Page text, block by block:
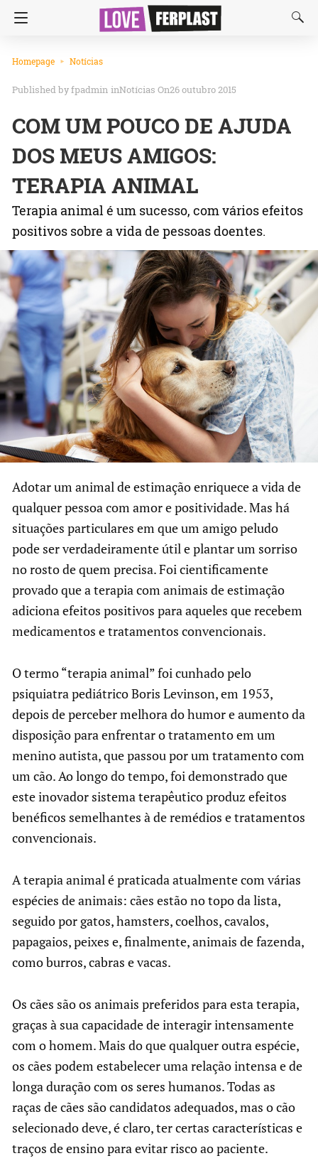
Homepage Notícias
fpadmin inNotícias On26 outubro 2015
COM UM POUCO DE AJUDA
DOS MEUS AMIGOS:
TERAPIA ANIMAL
Terapia animal é um sucesso, com vários efeitos
positivos sobre a vida de pessoas doentes.
Adotar um animal de estimação enriquece a vida de
qualquer pessoa com amor e positividade. Mas há
situações particulares em que um amigo peludo
pode ser verdadeiramente útil e plantar um sorriso
no rosto de quem precisa. Foi cientificamente
provado que a terapia com animais de estimação
adiciona efeitos positivos para aqueles que recebem
medicamentos e tratamentos convencionais.
O termo “terapia animal” foi cunhado pelo
psiquiatra pediátrico Boris Levinson, em 1953,
depois de perceber melhora do humor e aumento da
disposição para enfrentar o tratamento em um
menino autista, que passou por um tratamento com
um cão. Ao longo do tempo, foi demonstrado que
este inovador sistema terapêutico produz efeitos
benéficos semelhantes à de remédios e tratamentos
convencionais.
A terapia animal é praticada atualmente com várias
espécies de animais: cães estão no topo da lista,
seguido por gatos, hamsters, coelhos, cavalos,
papagaios, peixes e, finalmente, animais de fazenda,
como burros, cabras e vacas.
Os cães são os animais preferidos para esta terapia,
graças à sua capacidade de interagir intensamente
com o homem. Mais do que qualquer outra espécie,
os cães podem estabelecer uma relação intensa e de
longa duração com os seres humanos. Todas as
raças de cães são candidatos adequados, mas o cão
selecionado deve, é claro, ter certas características e
traços de ensino para evitar risco ao paciente.